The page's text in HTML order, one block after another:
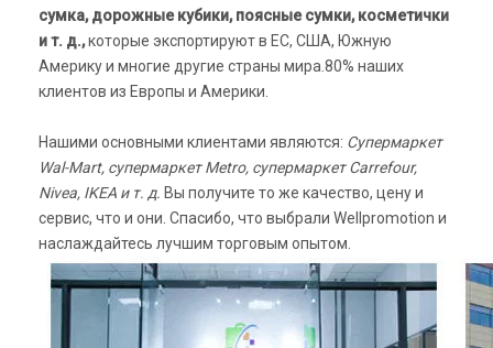
сумка, дорожные кубики, поясные сумки, косметички
и т. д.,которые экспортируют в ЕС, США, Южную
Америку и многие другие страны мира.80% наших
клиентов из Европы и Америки.
Нашими основными клиентами являются: Супермаркет
Wal-Mart, супермаркет Metro, супермаркет Carrefour,
Nivea, IKEA и т. д. Вы получите то же качество, цену и
сервис, что и они. Спасибо, что выбрали Wellpromotion и
наслаждайтесь лучшим торговым опытом.